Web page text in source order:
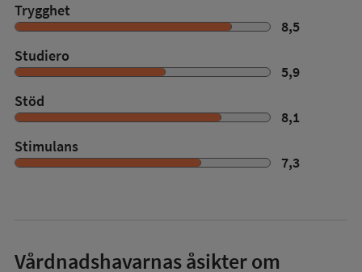
Trygghet
8,5
Studiero
5,9
Stöd
8,1
Stimulans
7,3
Vårdnadshavarnas åsikter om